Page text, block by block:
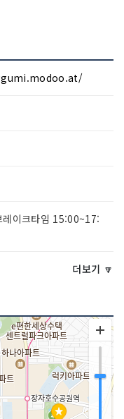
이크타임 15:00~17:
/ 쭈꾸미 볶음 / 등갈비
더보기 🔽